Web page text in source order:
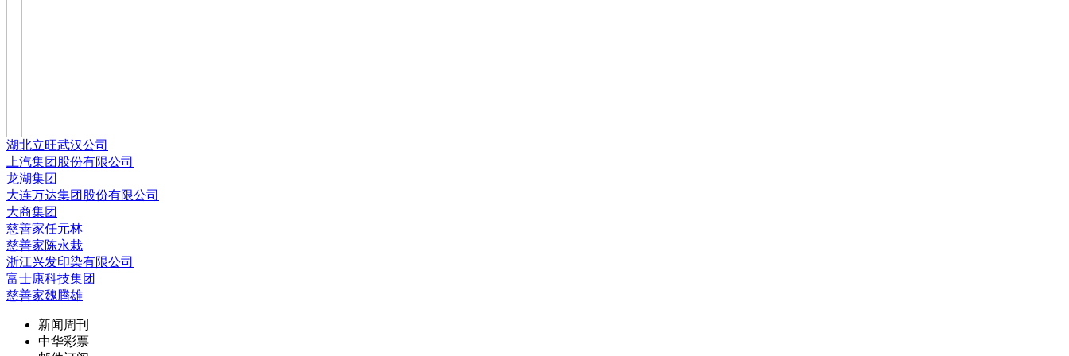
湖北立旺武汉公司
上汽集团股份有限公司
龙湖集团
大连万达集团股份有限公司
大商集团
慈善家任元林
慈善家陈永栽
浙江兴发印染有限公司
富士康科技集团
慈善家魏腾雄
新闻周刊
中华彩票